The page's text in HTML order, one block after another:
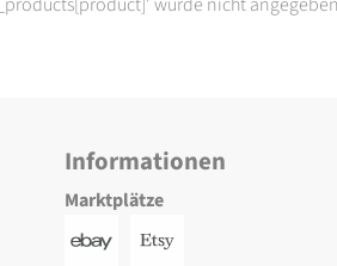
Informationen
Marktplätze